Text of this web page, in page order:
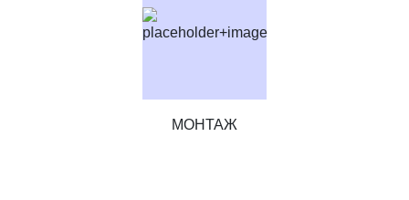
МОНТАЖ